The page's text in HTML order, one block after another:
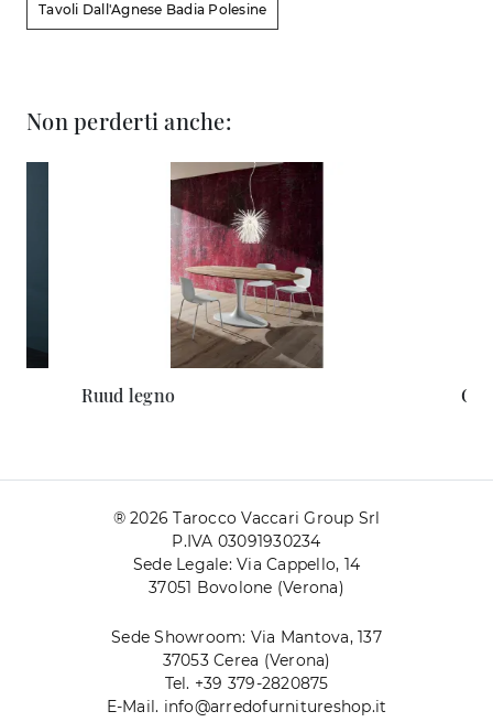
Tavoli Dall'Agnese Badia Polesine
Non perderti anche:
Ruud legno
® 2026 Tarocco Vaccari Group Srl
P.IVA 03091930234
Sede Legale: Via Cappello, 14
37051 Bovolone (Verona)
Sede Showroom: Via Mantova, 137
37053 Cerea (Verona)
Tel. +39 379-2820875
E-Mail. info@arredofurnitureshop.it